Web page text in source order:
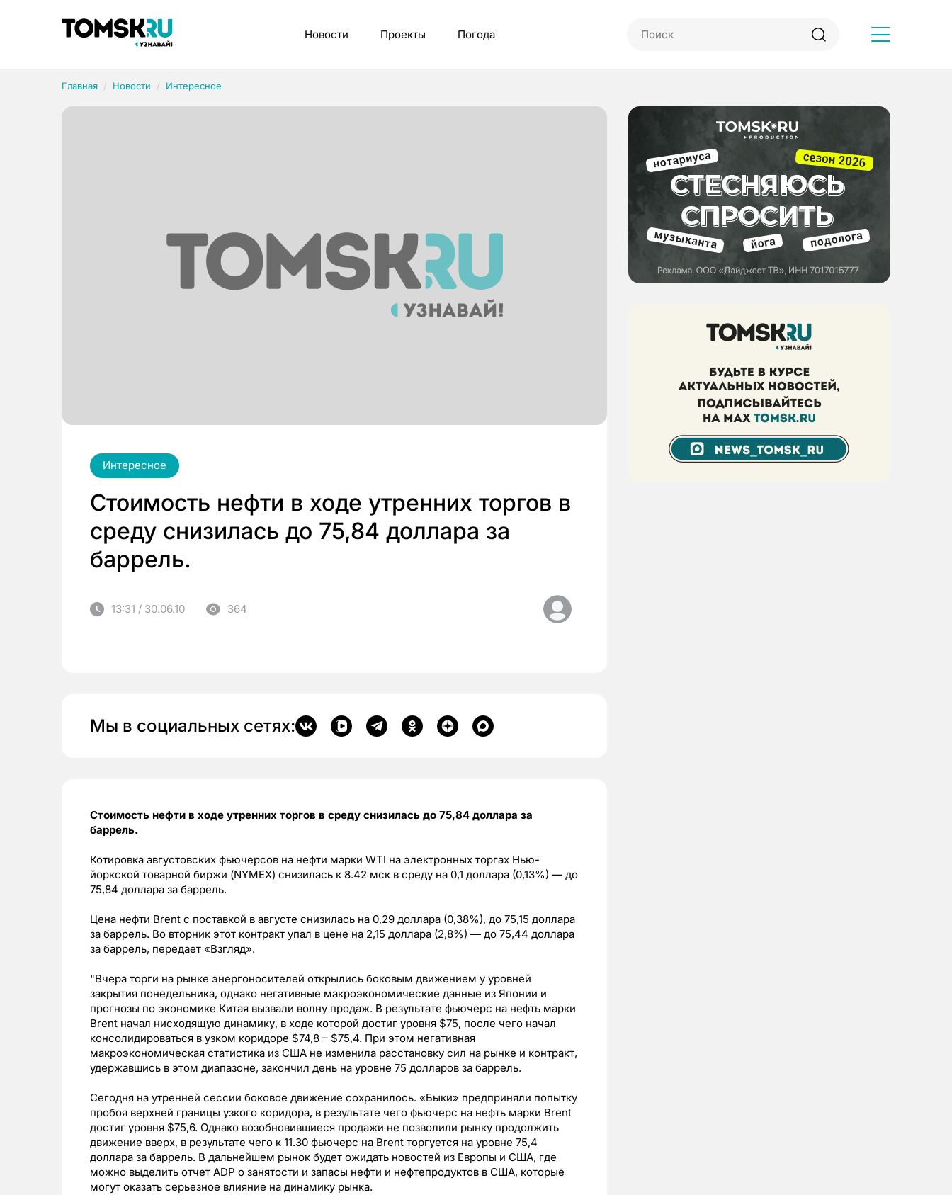
Новости Проекты Погода
Главная Новости Интересное
Интересное
Стоимость нефти в ходе утренних торгов в
среду снизилась до 75,84 доллара за
баррель.
13:31 / 30.06.10 364
Мы в социальных сетях:
Стоимость нефти в ходе утренних торгов в среду снизилась до 75,84 доллара за
баррель.
Котировка августовских фьючерсов на нефти марки WTI на электронных торгах Нью-
йоркской товарной биржи (NYMEX) снизилась к 8.42 мск в среду на 0,1 доллара (0,13%) — до
75,84 доллара за баррель.
Цена нефти Brent с поставкой в августе снизилась на 0,29 доллара (0,38%), до 75,15 доллара
за баррель. Во вторник этот контракт упал в цене на 2,15 доллара (2,8%) — до 75,44 доллара
за баррель, передает «Взгляд».
"Вчера торги на рынке энергоносителей открылись боковым движением у уровней
закрытия понедельника, однако негативные макроэкономические данные из Японии и
прогнозы по экономике Китая вызвали волну продаж. В результате фьючерс на нефть марки
Brent начал нисходящую динамику, в ходе которой достиг уровня $75, после чего начал
консолидироваться в узком коридоре $74,8 – $75,4. При этом негативная
макроэкономическая статистика из США не изменила расстановку сил на рынке и контракт,
удержавшись в этом диапазоне, закончил день на уровне 75 долларов за баррель.
Сегодня на утренней сессии боковое движение сохранилось. «Быки» предприняли попытку
пробоя верхней границы узкого коридора, в результате чего фьючерс на нефть марки Brent
достиг уровня $75,6. Однако возобновившиеся продажи не позволили рынку продолжить
движение вверх, в результате чего к 11.30 фьючерс на Brent торгуется на уровне 75,4
доллара за баррель. В дальнейшем рынок будет ожидать новостей из Европы и США, где
можно выделить отчет ADP о занятости и запасы нефти и нефтепродуктов в США, которые
могут оказать серьезное влияние на динамику рынка.
Рубрики